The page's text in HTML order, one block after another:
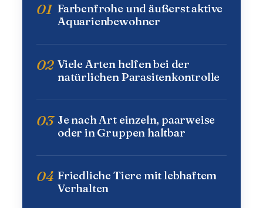
01 Farbenfrohe und äußerst aktive
Aquarienbewohner
02 Viele Arten helfen bei der
natürlichen Parasitenkontrolle
03 Je nach Art einzeln, paarweise
oder in Gruppen haltbar
04 Friedliche Tiere mit lebhaftem
Verhalten